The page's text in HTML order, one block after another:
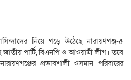
নিয়ে গড়ে উঠেছে নারায়ণগঞ্জ-৫
পার্টি, বিএনপি ও আওয়ামী লীগ। তবে
প্রভাবশালী ওসমান পরিবারের